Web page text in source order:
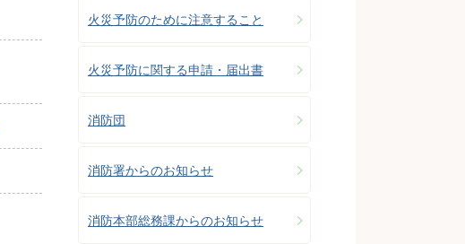
火災予防のために注意すること
火災予防に関する申請・届出書
消防団
消防署からのお知らせ
消防本部総務課からのお知らせ